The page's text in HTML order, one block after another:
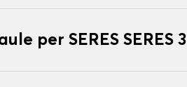
per SERES SERES 3